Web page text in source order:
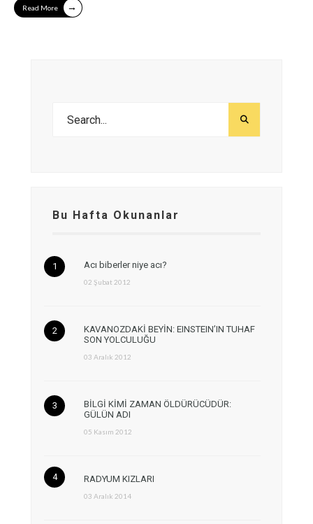
Read More →
Bu Hafta Okunanlar
Acı biberler niye acı?
02 Şubat 2012
KAVANOZDAKİ BEYİN: EINSTEIN’IN TUHAF
SON YOLCULUĞU
03 Aralık 2012
BİLGİ KİMİ ZAMAN ÖLDÜRÜCÜDÜR:
GÜLÜN ADI
05 Kasım 2012
RADYUM KIZLARI
03 Aralık 2014